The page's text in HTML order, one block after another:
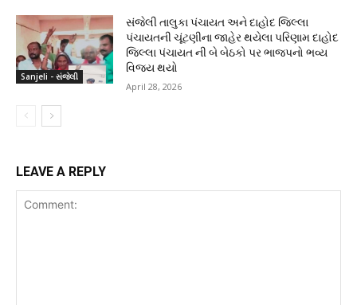
Sanjeli - સંજેલી
સંજેલી તાલુકા પંચાયત અને દાહોદ જિલ્લા
પંચાયતની ચૂંટણીના જાહેર થયેલા પરિણામ દાહોદ
જિલ્લા પંચાયત ની બે બેઠકો પર ભાજપનો ભવ્ય
વિજય થયો
April 28, 2026
LEAVE A REPLY